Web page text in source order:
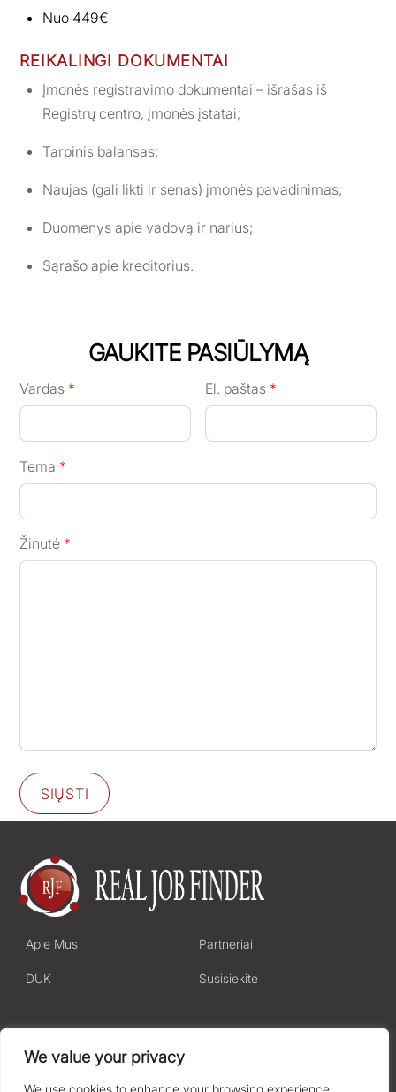
We value your privacy
We use cookies to enhance your browsing experience,
Nuo 449€
REIKALINGI DOKUMENTAI
Įmonės registravimo dokumentai – išrašas iš
Registrų centro, įmonės įstatai;
Tarpinis balansas;
Naujas (gali likti ir senas) įmonės pavadinimas;
Duomenys apie vadovą ir narius;
Sąrašo apie kreditorius.
GAUKITE PASIŪLYMĄ
Vardas * El. paštas *
Tema *
Žinutė *
SIŲSTI
Apie Mus
DUK
Partneriai
Susisiekite